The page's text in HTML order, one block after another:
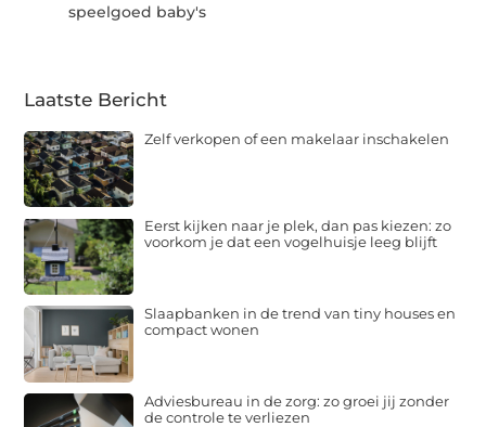
speelgoed baby's
Laatste Bericht
Zelf verkopen of een makelaar inschakelen
Eerst kijken naar je plek, dan pas kiezen: zo
voorkom je dat een vogelhuisje leeg blijft
Slaapbanken in de trend van tiny houses en
compact wonen
Adviesbureau in de zorg: zo groei jij zonder
de controle te verliezen